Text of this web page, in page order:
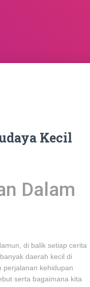
Kecil
Dalam
di balik setiap cerita
daerah kecil di
perjalanan kehidupan
serta bagaimana kita